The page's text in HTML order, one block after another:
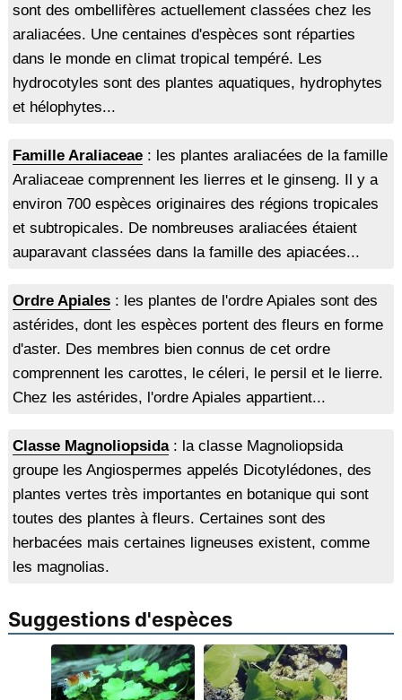
sont des ombellifères actuellement classées chez les
araliacées. Une centaines d'espèces sont réparties
dans le monde en climat tropical tempéré. Les
hydrocotyles sont des plantes aquatiques, hydrophytes
et hélophytes...
Famille Araliaceae: les plantes araliacées de la famille
Araliaceae comprennent les lierres et le ginseng. Il y a
environ 700 espèces originaires des régions tropicales
et subtropicales. De nombreuses araliacées étaient
auparavant classées dans la famille des apiacées...
Ordre Apiales: les plantes de l'ordre Apiales sont des
astérides, dont les espèces portent des fleurs en forme
d'aster. Des membres bien connus de cet ordre
comprennent les carottes, le céleri, le persil et le lierre.
Chez les astérides, l'ordre Apiales appartient...
Classe Magnoliopsida: la classe Magnoliopsida
groupe les Angiospermes appelés Dicotylédones, des
plantes vertes très importantes en botanique qui sont
toutes des plantes à fleurs. Certaines sont des
herbacées mais certaines ligneuses existent, comme
les magnolias.
Suggestions d'espèces